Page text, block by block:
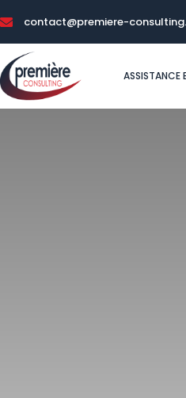
contact@premiere-
ASSISTANCE